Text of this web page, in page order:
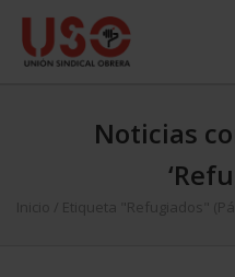
Noticias
Inicio Etiqueta "Refugiados"